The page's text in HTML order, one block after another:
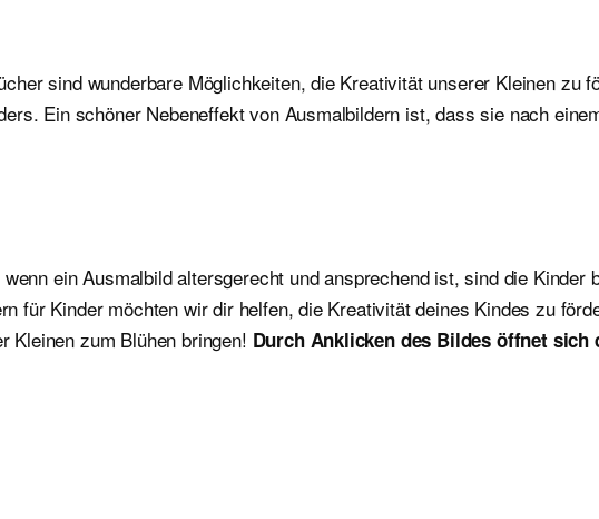
sind wunderbare Möglichkeiten, die Kreativität unserer Kleinen zu
Ein schöner Nebeneffekt von Ausmalbildern ist, dass sie nach
ein Ausmalbild altersgerecht und ansprechend ist, sind die Kinder
für Kinder möchten wir dir helfen, die Kreativität deines Kindes zu
Kleinen zum Blühen bringen! Durch Anklicken des Bildes öffnet